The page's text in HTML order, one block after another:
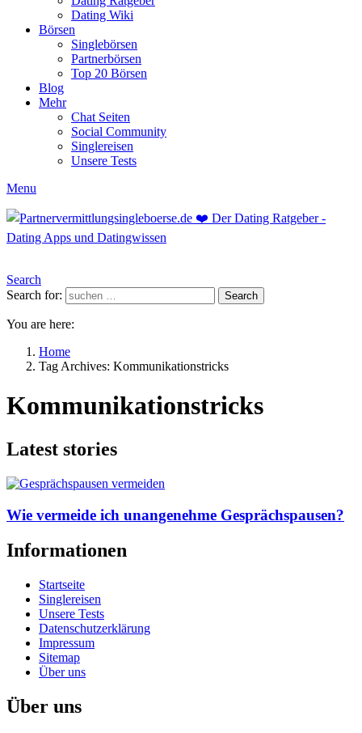
Dating Wiki
Börsen
Singlebörsen
Partnerbörsen
Top 20 Börsen
Blog
Mehr
Chat Seiten
Social Community
Singlereisen
Unsere Tests
Menu
Search
Search for:
Search
You are here:
Home
Tag Archives: Kommunikationstricks
Kommunikationstricks
Latest stories
Wie vermeide ich unangenehme Gesprächspausen?
Informationen
Startseite
Singlereisen
Unsere Tests
Datenschutzerklärung
Impressum
Sitemap
Über uns
Über uns